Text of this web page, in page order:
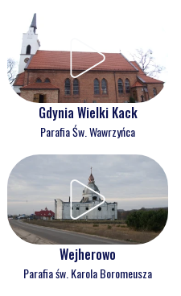
Gdynia Wielki Kack
Parafia Św. Wawrzyńca
Wejherowo
Parafia św. Karola Boromeusza